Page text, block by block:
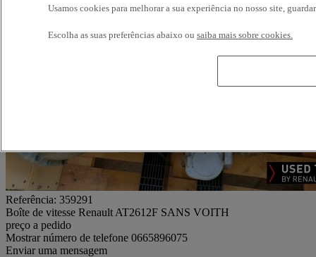
Referência: 359291
Boîte de vitesse Renault AT2612F SANS VOITH
preço a pedido
Mostrar número de telefone 0665896075
Enviar uma mensagem
Usamos cookies para melhorar a sua experiência no nosso site,
Escolha as suas preferências abaixo ou saiba mais sobre cookies.